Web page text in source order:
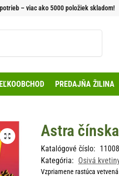
– viac ako 5000 položiek skladom!
PREDAJŇA ŽILINA
Astra
Katalógové číslo:
Kategória: Osivá
Vzpriamene rastúca